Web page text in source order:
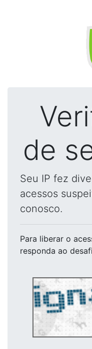
de
Seu IP fez
acessos
conosco.
Para liberar o
responda ao